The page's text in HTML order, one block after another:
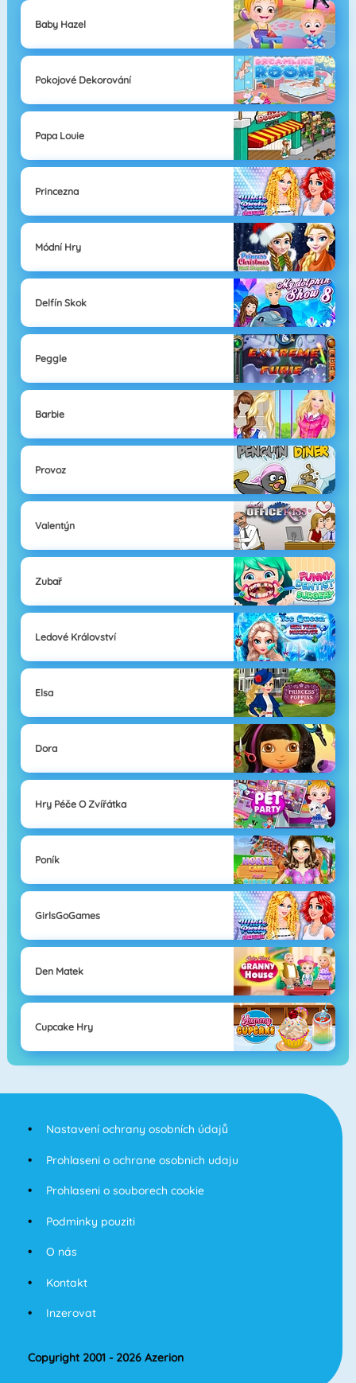
Baby Hazel
Pokojové Dekorování
Papa Louie
Princezna
Módní Hry
Delfín Skok
Peggle
Barbie
Provoz
Valentýn
Zubař
Ledové Království
Elsa
Dora
Hry Péče O Zvířátka
Poník
GirlsGoGames
Den Matek
Cupcake Hry
Nastavení ochrany osobních údajů
Prohlaseni o ochrane osobnich udaju
Prohlaseni o souborech cookie
Podminky pouziti
O nás
Kontakt
Inzerovat
Copyright 2001 - 2026 Azerion